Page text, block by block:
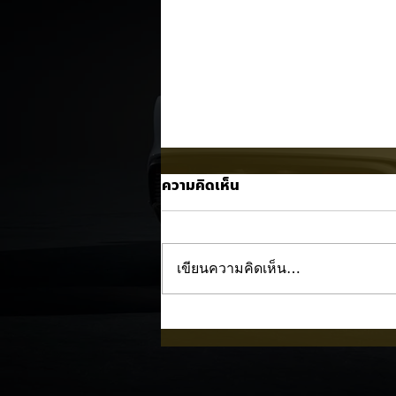
BMW i3 เริ่มผลิตจริงแล้ว คู่แ
ความคิดเห็น
เขียนความคิดเห็น…